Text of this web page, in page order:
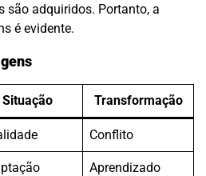
são adquiridos. Portanto, a
é evidente.
Situação Transformação
Conflito
Aprendizado